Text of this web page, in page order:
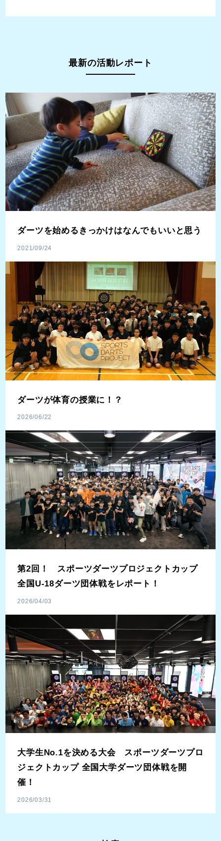
最新の活動レポート
ダーツを始めるきっかけはなんでもいいと思う
2021/09/24
ダーツが体育の授業に！？
2026/06/22
第2回！ スポーツダーツプロジェクトカップ
全国U-18ダーツ団体戦をレポート！
2026/04/03
大学生No.1を決める大会 スポーツダーツプロ
ジェクトカップ 全国大学ダーツ団体戦を開
催！
2026/03/31